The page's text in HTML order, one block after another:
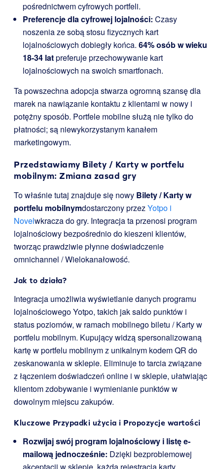
pośrednictwem cyfrowych portfeli.
Preferencje dla cyfrowej lojalności: Czasy
noszenia ze sobą stosu fizycznych kart
lojalnościowych dobiegły końca. 64% osób w wieku
18-34 latpreferuje przechowywanie kart
lojalnościowych na swoich smartfonach.
Ta powszechna adopcja stwarza ogromną szansę dla
marek na nawiązanie kontaktu z klientami w nowy i
potężny sposób. Portfele mobilne służą nie tylko do
płatności; są niewykorzystanym kanałem
marketingowym.
Przedstawiamy Bilety / Karty w portfelu
mobilnym: Zmiana zasad gry
To właśnie tutaj znajduje się nowy Bilety / Karty w
portfelu mobilnymdostarczony przezYotpo i
Novelwkracza do gry. Integracja ta przenosi program
lojalnościowy bezpośrednio do kieszeni klientów,
tworząc prawdziwie płynne doświadczenie
omnichannel / Wielokanałowość.
Jak to działa?
Integracja umożliwia wyświetlanie danych programu
lojalnościowego Yotpo, takich jak saldo punktów i
status poziomów, w ramach mobilnego biletu / Karty w
portfelu mobilnym. Kupujący widzą spersonalizowaną
kartę w portfelu mobilnym z unikalnym kodem QR do
zeskanowania w sklepie. Eliminuje to tarcia związane
z łączeniem doświadczeń online i w sklepie, ułatwiając
klientom zdobywanie i wymienianie punktów w
dowolnym miejscu zakupów.
Kluczowe Przypadki użycia i Propozycje wartości
Rozwijaj swój program lojalnościowy i listę e-
mailową jednocześnie: Dzięki bezproblemowej